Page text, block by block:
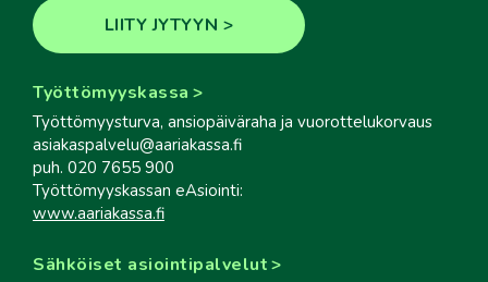
LIITY JYTYYN
Työttömyyskassa
Työttömyysturva, ansiopäiväraha ja vuorottelukorvaus
asiakaspalvelu@aariakassa.fi
puh. 020 7655 900
Työttömyyskassan eAsiointi:
www.aariakassa.fi
Sähköiset asiointipalvelut